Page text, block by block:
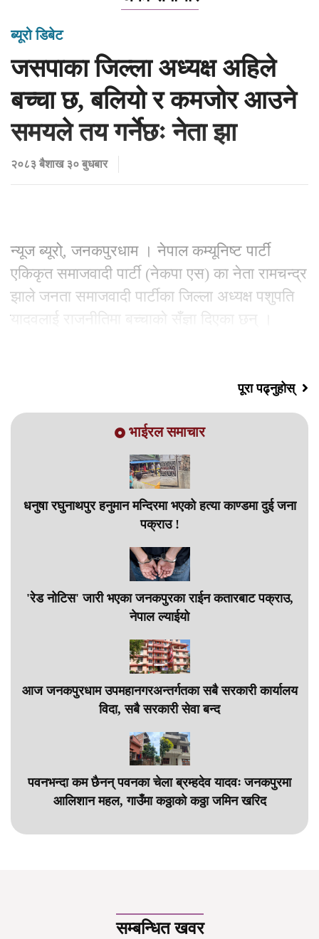
ब्यूरो डिबेट
जसपाका जिल्ला अध्यक्ष अहिले
बच्चा छ, बलियो र कमजोर आउने
समयले तय गर्नेछः नेता झा
२०८३ बैशाख ३० बुधबार
न्यूज ब्यूरो्, जनकपुरधाम । नेपाल कम्यूनिष्ट पार्टी
एकिकृत समाजवादी पार्टी (नेकपा एस) का नेता रामचन्द्र
झाले जनता समाजवादी पार्टीका जिल्ला अध्यक्ष पशुपति
यादवलाई राजनीतिमा बच्चाको सँज्ञा दिएका छन् ।
पूरा पढ्नुहोस्
भाईरल समाचार
धनुषा रघुनाथपुर हनुमान मन्दिरमा भएको हत्या काण्डमा दुई जना
पक्राउ !
'रेड नोटिस' जारी भएका जनकपुरका राईन कतारबाट पक्राउ,
नेपाल ल्याईयो
आज जनकपुरधाम उपमहानगरअन्तर्गतका सबै सरकारी कार्यालय
विदा, सबै सरकारी सेवा बन्द
पवनभन्दा कम छैनन् पवनका चेला ब्रम्हदेव यादवः जनकपुरमा
आलिशान महल, गाउँमा कठ्ठाको कठ्ठा जमिन खरिद
सम्बन्धित खवर